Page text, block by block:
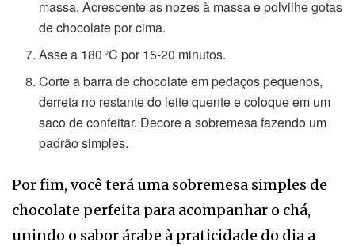
massa. Acrescente as nozes à massa e polvilhe gotas
de chocolate por cima.
Asse a 180 °C por 15-20 minutos.
Corte a barra de chocolate em pedaços pequenos,
derreta no restante do leite quente e coloque em um
saco de confeitar. Decore a sobremesa fazendo um
padrão simples.
Por fim, você terá uma sobremesa simples de
chocolate perfeita para acompanhar o chá,
unindo o sabor árabe à praticidade do dia a